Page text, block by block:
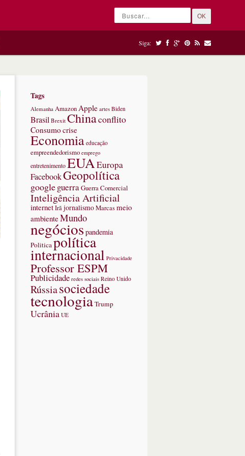
OK
Siga:
Tags
Alemanha Amazon Apple artes Biden
Brasil Brexit Chinaconflito
Consumocrise
Economia educação
empreendedorismo emprego
entretenimentoEUAEuropa
FacebookGeopolítica
googleguerraGuerra Comercial
Inteligência Artificial
internetIrãjornalismoMarcasmeio
ambienteMundo
negóciospandemia
Politicapolítica
internacional Privacidade
Professor ESPM
Publicidade redes sociais Reino Unido
Rússiasociedade
tecnologiaTrump
Ucrânia UE